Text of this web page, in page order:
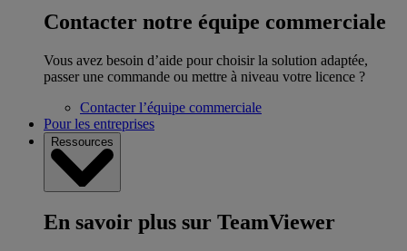
Contacter notre équipe commerciale
Vous avez besoin d’aide pour choisir la solution adaptée,
passer une commande ou mettre à niveau votre licence ?
Contacter l’équipe commerciale
Pour les entreprises
Ressources
En savoir plus sur TeamViewer